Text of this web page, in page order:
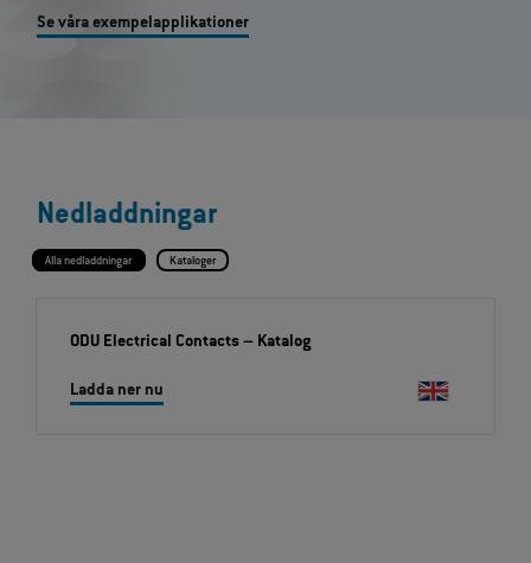
Se våra exempelapplikationer
Nedladdningar
Alla nedladdningar Kataloger
ODU Electrical Contacts– Katalog
Ladda ner nu